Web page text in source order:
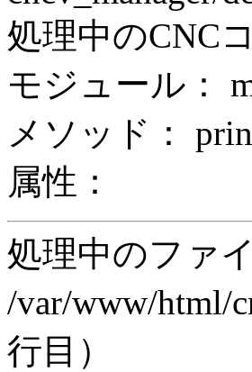
処理中のCNC
モジュール：
メソッド：
属性：
処理中のファ
/var/www/html/
行目）